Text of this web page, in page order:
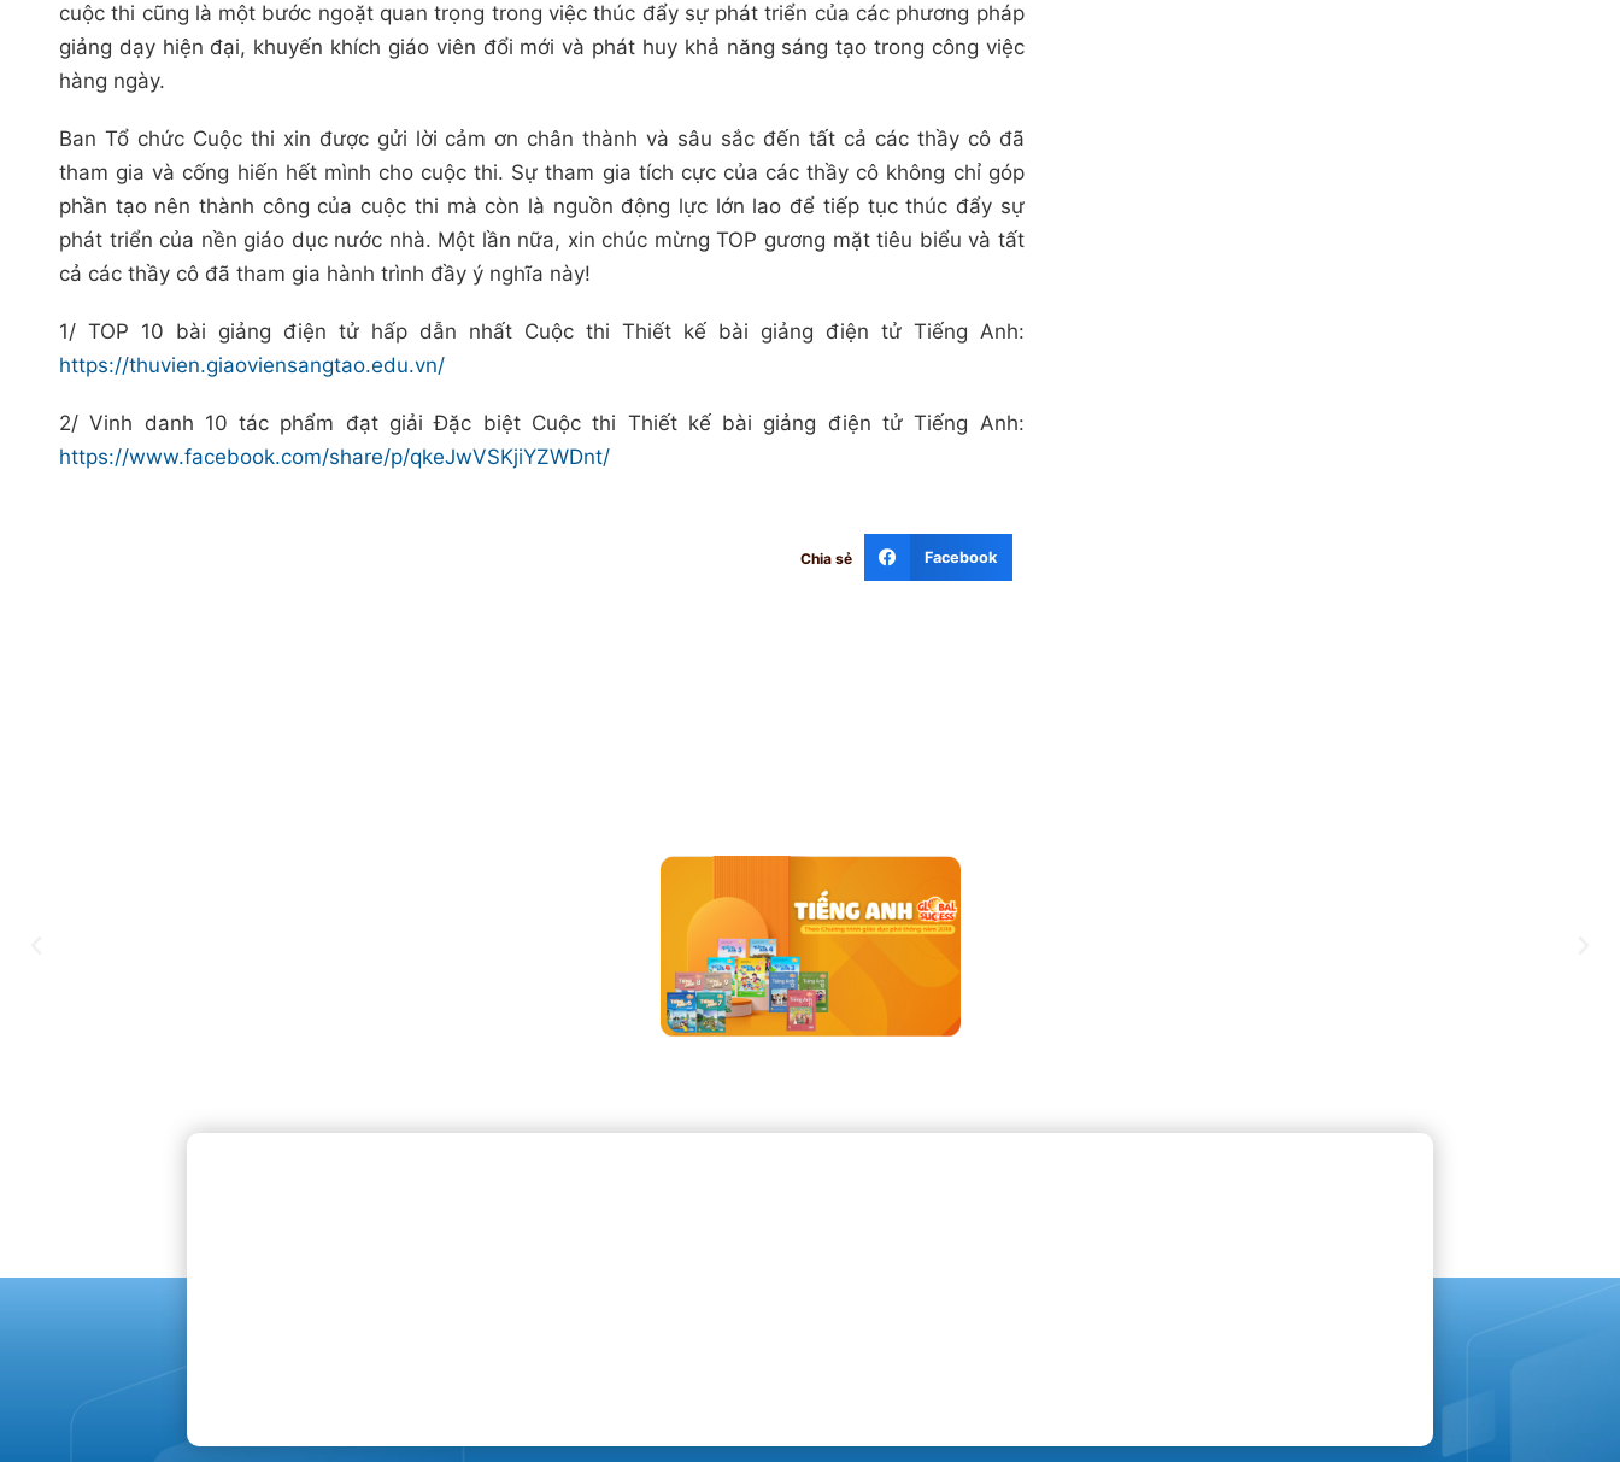
cuộc thi cũng là một bước ngoặt quan trọng trong việc thúc đẩy sự phát triển của các phương pháp
giảng dạy hiện đại, khuyến khích giáo viên đổi mới và phát huy khả năng sáng tạo trong công việc
hàng ngày.
Ban Tổ chức Cuộc thi xin được gửi lời cảm ơn chân thành và sâu sắc đến tất cả các thầy cô đã
tham gia và cống hiến hết mình cho cuộc thi. Sự tham gia tích cực của các thầy cô không chỉ góp
phần tạo nên thành công của cuộc thi mà còn là nguồn động lực lớn lao để tiếp tục thúc đẩy sự
phát triển của nền giáo dục nước nhà. Một lần nữa, xin chúc mừng TOP gương mặt tiêu biểu và tất
cả các thầy cô đã tham gia hành trình đầy ý nghĩa này!
1/ TOP 10 bài giảng điện tử hấp dẫn nhất Cuộc thi Thiết kế bài giảng điện tử Tiếng Anh:
https://thuvien.giaoviensangtao.edu.vn/
2/ Vinh danh 10 tác phẩm đạt giải Đặc biệt Cuộc thi Thiết kế bài giảng điện tử Tiếng Anh:
https://www.facebook.com/share/p/qkeJwVSKjiYZWDnt/
Chia sẻ Facebook